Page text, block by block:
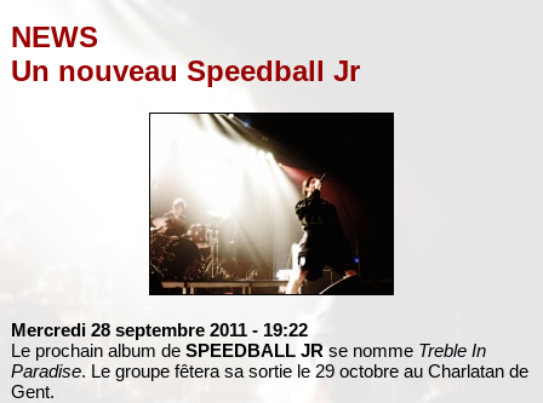
NEWS
Un nouveau Speedball Jr
Mercredi 28 septembre 2011 - 19:22
Le prochain album de SPEEDBALL JR se nomme Treble In
Paradise. Le groupe fêtera sa sortie le 29 octobre au Charlatan de
Gent.